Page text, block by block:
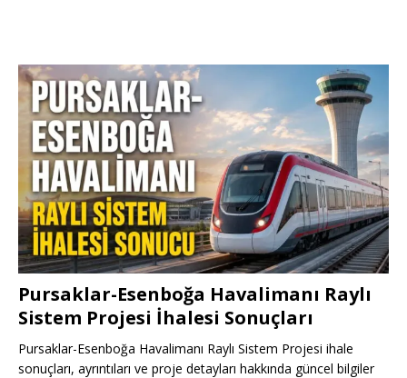
Pursaklar-Esenboğa Havalimanı Raylı
Sistem Projesi İhalesi Sonuçları
Pursaklar-Esenboğa Havalimanı Raylı Sistem Projesi ihale
sonuçları, ayrıntıları ve proje detayları hakkında güncel bilgiler